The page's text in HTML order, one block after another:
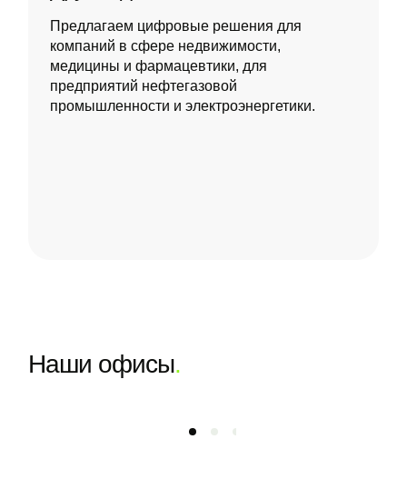
Предлагаем цифровые решения для
компаний в сфере недвижимости,
медицины и фармацевтики, для
предприятий нефтегазовой
промышленности и электроэнергетики.
Наши офисы.